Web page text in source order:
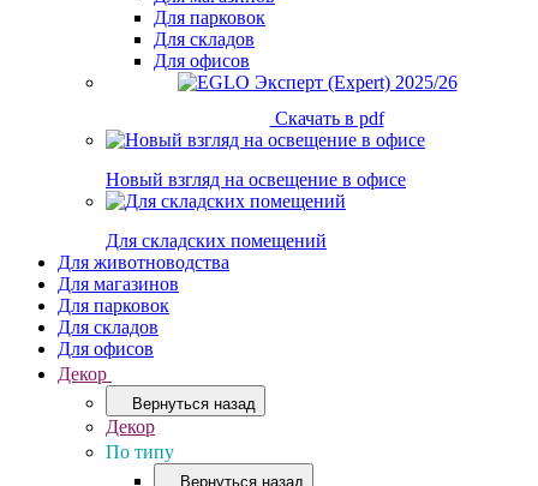
Для парковок
Для складов
Для офисов
Скачать в pdf
Новый взгляд на освещение в офисе
Для складских помещений
Для животноводства
Для магазинов
Для парковок
Для складов
Для офисов
Декор
Вернуться назад
Декор
По типу
Вернуться назад